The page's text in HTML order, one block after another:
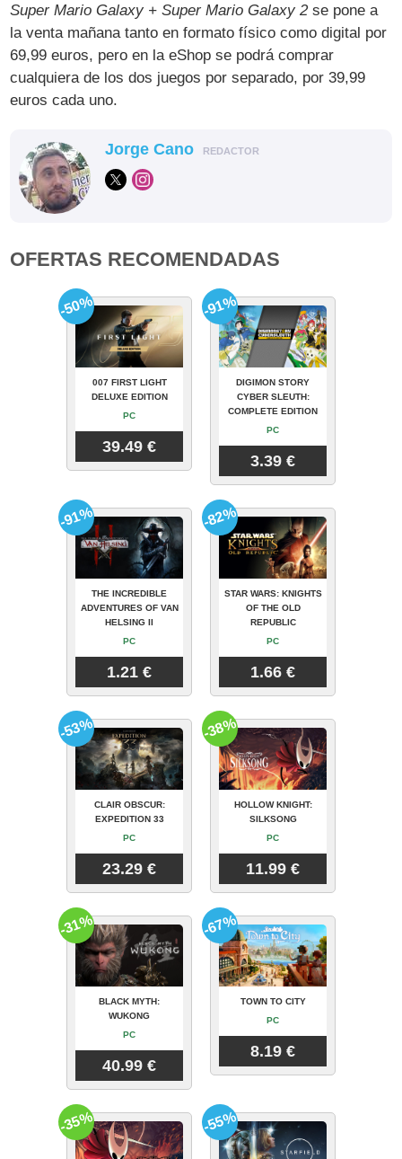
Super Mario Galaxy + Super Mario Galaxy 2se pone a
la venta mañana tanto en formato físico como digital por
69,99 euros, pero en la eShop se podrá comprar
cualquiera de los dos juegos por separado, por 39,99
euros cada uno.
Jorge Cano REDACTOR
OFERTAS RECOMENDADAS
007 FIRST LIGHT
DELUXE EDITION
PC
39.49 €
-50%
DIGIMON STORY
CYBER SLEUTH:
COMPLETE EDITION
PC
3.39 €
-91%
THE INCREDIBLE
ADVENTURES OF VAN
HELSING II
PC
1.21 €
-91%
STAR WARS: KNIGHTS
OF THE OLD
REPUBLIC
PC
1.66 €
-82%
CLAIR OBSCUR:
EXPEDITION 33
PC
23.29 €
-53%
HOLLOW KNIGHT:
SILKSONG
PC
11.99 €
-38%
BLACK MYTH:
WUKONG
PC
40.99 €
-31%
TOWN TO CITY
PC
8.19 €
-67%
-35% -55%